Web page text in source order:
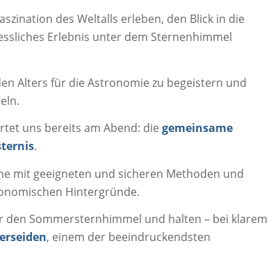
des Weltalls erleben, den Blick in die
Erlebnis unter dem Sternenhimmel
Alters für die Astronomie zu begeistern und
uns bereits am Abend: diegemeinsame
.
mit geeigneten und sicheren Methoden und
Hintergründe.
den Sommersternhimmel und halten – bei klarem
, einem der beeindruckendsten